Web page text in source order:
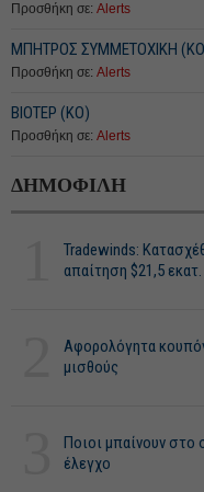
Προσθήκη σε: Alerts
ΜΠΗΤΡΟΣ ΣΥΜΜΕΤΟΧΙΚΗ
Προσθήκη σε: Alerts
ΒΙΟΤΕΡ (ΚΟ)
Προσθήκη σε: Alerts
ΔΗΜΟΦΙΛΗ
Tradewinds:
απαίτηση $21,5
Αφορολόγητα
μισθούς
Ποιοι μπαίνουν στο
έλεγχο